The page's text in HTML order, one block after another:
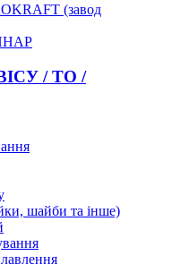
(завод
/ ТО /
шайби та інше)